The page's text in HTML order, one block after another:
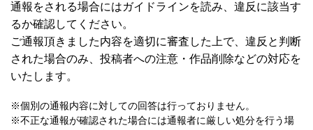
通報をされる場合にはガイドラインを読み、違反に該当す
るか確認してください。
ご通報頂きました内容を適切に審査した上で、違反と判断
された場合のみ、投稿者への注意・作品削除などの対応を
いたします。
※個別の通報内容に対しての回答は行っておりません。
※不正な通報が確認された場合には通報者に厳しい処分を行う場